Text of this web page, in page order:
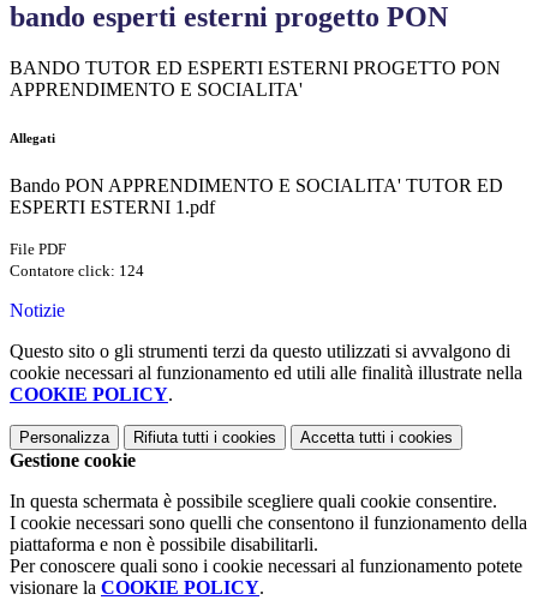
bando esperti esterni progetto PON
BANDO TUTOR ED ESPERTI ESTERNI PROGETTO PON
APPRENDIMENTO E SOCIALITA'
Allegati
Bando PON APPRENDIMENTO E SOCIALITA' TUTOR ED
ESPERTI ESTERNI 1.pdf
File PDF
Contatore click: 124
Notizie
Questo sito o gli strumenti terzi da questo utilizzati si avvalgono di
cookie necessari al funzionamento ed utili alle finalità illustrate nella
COOKIE POLICY.
Personalizza Rifiuta tutti i cookies Accetta tutti i cookies
Gestione cookie
In questa schermata è possibile scegliere quali cookie consentire.
I cookie necessari sono quelli che consentono il funzionamento della
piattaforma e non è possibile disabilitarli.
Per conoscere quali sono i cookie necessari al funzionamento potete
visionare la COOKIE POLICY.